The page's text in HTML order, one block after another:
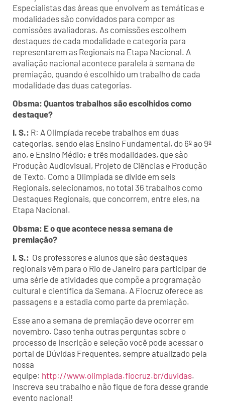
Especialistas das áreas que envolvem as temáticas e
modalidades são convidados para compor as
comissões avaliadoras. As comissões escolhem
destaques de cada modalidade e categoria para
representarem as Regionais na Etapa Nacional. A
avaliação nacional acontece paralela à semana de
premiação, quando é escolhido um trabalho de cada
modalidade das duas categorias.
Obsma: Quantos trabalhos são escolhidos como
destaque?
I. S.: R: A Olimpíada recebe trabalhos em duas
categorias, sendo elas Ensino Fundamental, do 6º ao 9º
ano, e Ensino Médio; e três modalidades, que são
Produção Audiovisual, Projeto de Ciências e Produção
de Texto. Como a Olimpíada se divide em seis
Regionais, selecionamos, no total 36 trabalhos como
Destaques Regionais, que concorrem, entre eles, na
Etapa Nacional.
Obsma: E o que acontece nessa semana de
premiação?
I. S.: Os professores e alunos que são destaques
regionais vêm para o Rio de Janeiro para participar de
uma série de atividades que compõe a programação
cultural e científica da Semana. A Fiocruz oferece as
passagens e a estadia como parte da premiação.
Esse ano a semana de premiação deve ocorrer em
novembro. Caso tenha outras perguntas sobre o
processo de inscrição e seleção você pode acessar o
portal de Dúvidas Frequentes, sempre atualizado pela
nossa
equipe: http://www.olimpiada.fiocruz.br/duvidas.
Inscreva seu trabalho e não fique de fora desse grande
evento nacional!